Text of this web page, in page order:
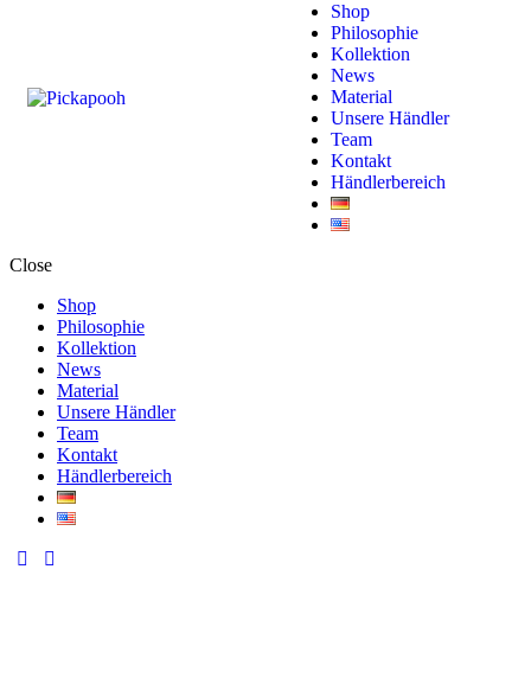
Shop
Philosophie
Kollektion
News
Material
Unsere Händler
Team
Kontakt
Händlerbereich
Close
Shop
Philosophie
Kollektion
News
Material
Unsere Händler
Team
Kontakt
Händlerbereich